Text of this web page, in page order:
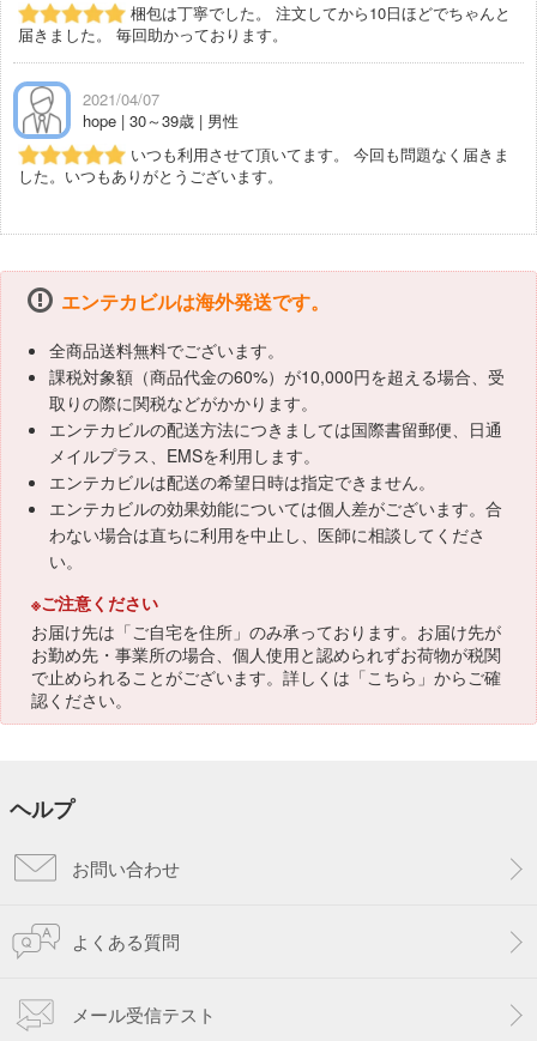
梱包は丁寧でした。 注文してから10日ほどでちゃんと
届きました。 毎回助かっております。
2021/04/07
hope | 30～39歳 | 男性
いつも利用させて頂いてます。 今回も問題なく届きま
した。いつもありがとうございます。
エンテカビルは海外発送です。
全商品送料無料でございます。
課税対象額（商品代金の60%）が10,000円を超える場合、受
取りの際に関税などがかかります。
エンテカビルの配送方法につきましては国際書留郵便、日通
メイルプラス、EMSを利用します。
エンテカビルは配送の希望日時は指定できません。
エンテカビルの効果効能については個人差がございます。合
わない場合は直ちに利用を中止し、医師に相談してくださ
い。
※ご注意ください
お届け先は「ご自宅を住所」のみ承っております。お届け先が
お勤め先・事業所の場合、個人使用と認められずお荷物が税関
で止められることがございます。詳しくは「こちら 」からご確
認ください。
ヘルプ
お問い合わせ
よくある質問
メール受信テスト